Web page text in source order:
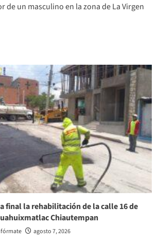
de un masculino en la zona de La Virgen
final la rehabilitación de la calle 16 de
Chiautempan
agosto 7, 2026